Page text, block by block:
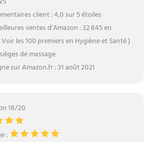
client : 4,0 sur 5 étoiles
ventes d’Amazon : 32 845 en
les 100 premiers en Hygiène et Santé )
de massage
sur Amazon.fr : 31 août 2021
18/20
: